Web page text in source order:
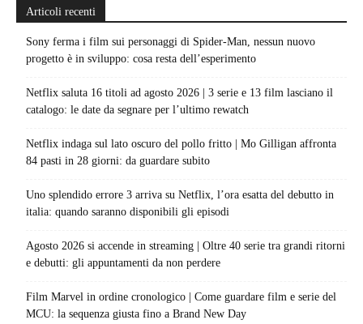
Articoli recenti
Sony ferma i film sui personaggi di Spider-Man, nessun nuovo
progetto è in sviluppo: cosa resta dell’esperimento
Netflix saluta 16 titoli ad agosto 2026 | 3 serie e 13 film lasciano il
catalogo: le date da segnare per l’ultimo rewatch
Netflix indaga sul lato oscuro del pollo fritto | Mo Gilligan affronta
84 pasti in 28 giorni: da guardare subito
Uno splendido errore 3 arriva su Netflix, l’ora esatta del debutto in
italia: quando saranno disponibili gli episodi
Agosto 2026 si accende in streaming | Oltre 40 serie tra grandi ritorni
e debutti: gli appuntamenti da non perdere
Film Marvel in ordine cronologico | Come guardare film e serie del
MCU: la sequenza giusta fino a Brand New Day